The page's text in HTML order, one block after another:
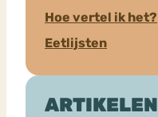
Hoe vertel ik het?
Eetlijsten
ARTIKELEN